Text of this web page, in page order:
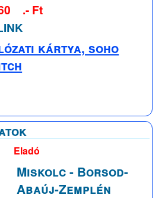
.- Ft
kártya, soho
Eladó
Miskolc- Borsod-
Abaúj-Zemplén